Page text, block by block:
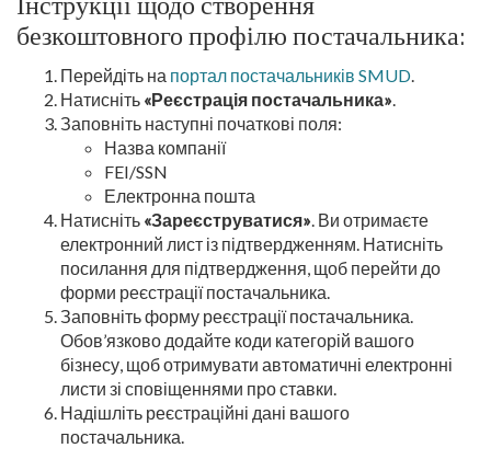
безкоштовного профілю постачальника:
Перейдіть на портал постачальників SMUD.
Натисніть «Реєстрація постачальника».
Заповніть наступні початкові поля:
Назва компанії
FEI/SSN
Електронна пошта
Натисніть «Зареєструватися». Ви отримаєте
електронний лист із підтвердженням. Натисніть
посилання для підтвердження, щоб перейти до
форми реєстрації постачальника.
Заповніть форму реєстрації постачальника.
Обов’язково додайте коди категорій вашого
бізнесу, щоб отримувати автоматичні електронні
листи зі сповіщеннями про ставки.
Надішліть реєстраційні дані вашого
постачальника.